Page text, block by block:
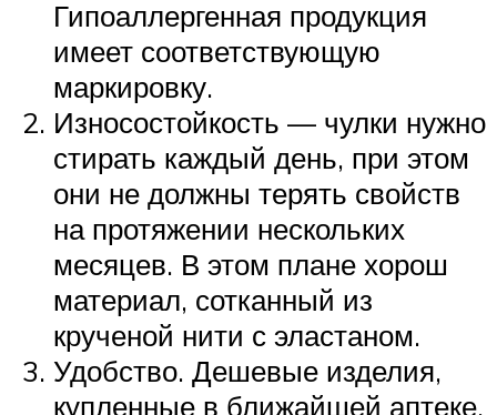
Гипоаллергенная продукция
имеет соответствующую
маркировку.
Износостойкость — чулки нужно
стирать каждый день, при этом
они не должны терять свойств
на протяжении нескольких
месяцев. В этом плане хорош
материал, сотканный из
крученой нити с эластаном.
Удобство. Дешевые изделия,
купленные в ближайшей аптеке,